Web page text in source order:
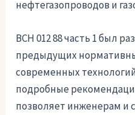
нефтегазопроводов и
ВСН 012 88 часть 1 был
предыдущих
современных
подробные
позволяет инженерам и